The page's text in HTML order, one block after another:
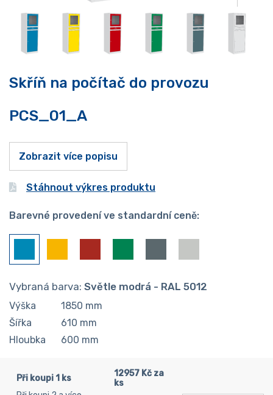
Skříň na počítač do provozu
PCS_01_A
Zobrazit více popisu
Stáhnout výkres produktu
Barevné provedení ve standardní ceně:
Vybraná barva: Světle modrá - RAL 5012
Výška 1850 mm
Šířka
610 mm
Hloubka
600 mm
Při koupi 1 ks
12957 Kč za
ks